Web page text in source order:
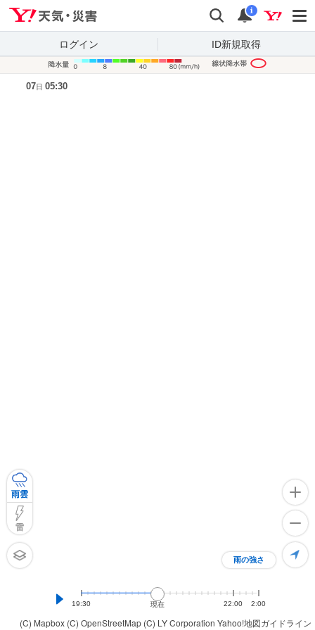
検索 通知
i
ログイン ID新規取得
(C) Mapbox (C) OpenStreetMap (C) LY Corporation Yahoo!地図ガイドライン
雨の強さ
雨雲
雷
19:30 現在 22:00 2:00
07日 05:30